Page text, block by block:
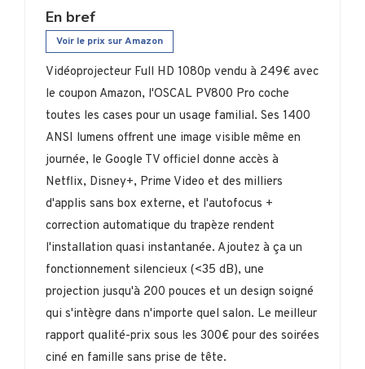
En bref
Voir le prix sur Amazon
Vidéoprojecteur Full HD 1080p vendu à 249€ avec
le coupon Amazon, l'OSCAL PV800 Pro coche
toutes les cases pour un usage familial. Ses 1400
ANSI lumens offrent une image visible même en
journée, le Google TV officiel donne accès à
Netflix, Disney+, Prime Video et des milliers
d'applis sans box externe, et l'autofocus +
correction automatique du trapèze rendent
l'installation quasi instantanée. Ajoutez à ça un
fonctionnement silencieux (<35 dB), une
projection jusqu'à 200 pouces et un design soigné
qui s'intègre dans n'importe quel salon. Le meilleur
rapport qualité-prix sous les 300€ pour des soirées
ciné en famille sans prise de tête.